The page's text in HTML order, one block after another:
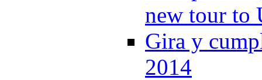
new tour to
Gira y
2014